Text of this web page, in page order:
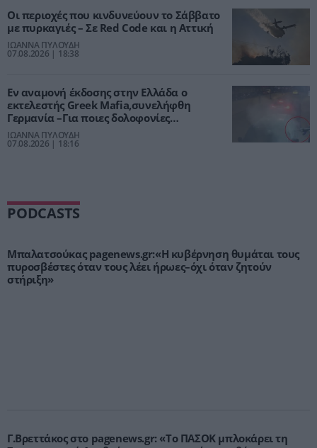
Οι περιοχές που κινδυνεύουν το Σάββατο
με πυρκαγιές – Σε Red Code και η Αττική
ΙΩΑΝΝΑ ΠΥΛΟΥΔΗ
07.08.2026 | 18:38
Εν αναμονή έκδοσης στην Ελλάδα ο
εκτελεστής Greek Mafia,συνελήφθη
Γερμανία –Για ποιες δολοφονίες
κατηγορείται
ΙΩΑΝΝΑ ΠΥΛΟΥΔΗ
07.08.2026 | 18:16
PODCASTS
Μπαλατσούκας pagenews.gr:«Η κυβέρνηση θυμάται τους
πυροσβέστες όταν τους λέει ήρωες–όχι όταν ζητούν
στήριξη»
Γ.Βρεττάκος στο pagenews.gr: «Το ΠΑΣΟΚ μπλοκάρει τη